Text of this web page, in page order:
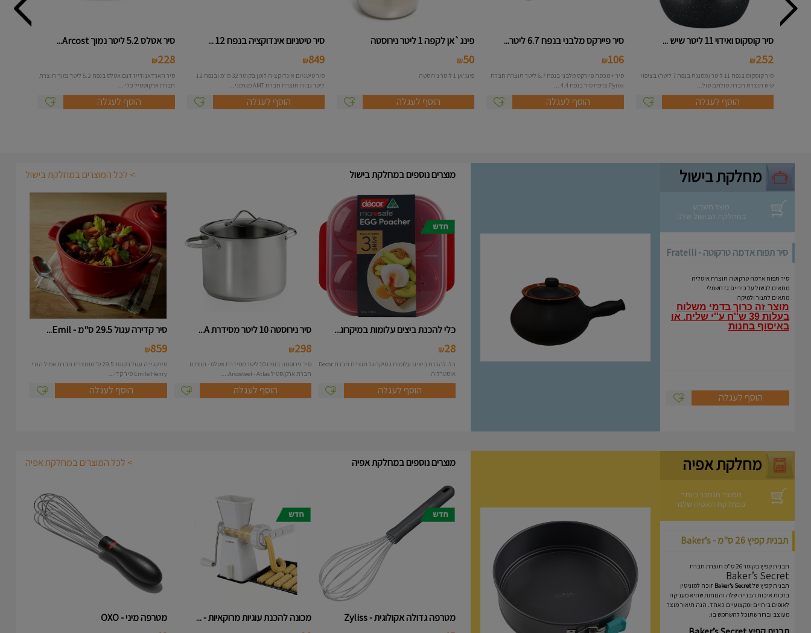
סיר קוסקוס ואידוי 11 ליטר שיש ...
252
₪
סיר קוסקוס בנפח 11 ליטר (מסננת בנפח 7 ליטר) בציפוי
שיש תוצרת חברת סולתם סול...
הוסף לעגלה
סיר פיירקס מלבני בנפח 6.7 ליטר...
106
₪
סיר + מכסה פיירקס מלבני בנפח 6.7 ליטר תוצרת חברת
Pyrex צרפת סיר בנפח 4.4 ...
הוסף לעגלה
פינג`אן לקפה 1 ליטר נירוסטה
50
₪
פינג'אן 1 ליטר נירוסטה
הוסף לעגלה
סיר טיטניום אינדוקציה בנפח 12 ...
849
₪
סיר טיטניום אינדוקציה לוטן בקוטר 32 ס"מ ובנפח 12
ליטר גבוה תוצרת חברת AMT מגרמני...
הוסף לעגלה
סיר אטלס 5.2 ליטר נמוך Arcost...
228
₪
סיר הארדאנודייז דגם אטלס בנפח 5.2 ליטר נמוך תוצרת
חברת ארקוסטיל כלי ...
הוסף לעגלה
מחלקת בישול
מוצר השבוע
במחלקת הבישול שלנו
סיר תפוח אדמה טרקוטה - Fratelli
סיר תפוח אדמה טרקוטה תוצרת איטליה
מתאים לבשול על כיריים גז חשמלי
מתאים לתנור ולמיקרו
מוצר זה כרוך בדמי משלוח
בעלות 39 ש''ח ע''י שליח.
או
באיסוף בחנות
הוסף לעגלה
מוצרים נוספים במחלקת בישול > לכל המוצרים במחלקת בישול
כלי להכנת ביצים עלומות במיקרוג...
28
₪
כלי להכנת ביצים עלומות במיקרוגל תוצרת חברת Decor
אוסטרליה
הוסף לעגלה
סיר נירוסטה 10 ליטר מסידרת A...
298
₪
סיר נירוסטה בנפח 10 ליטר מסידרת אטלס - תוצרת
חברת ארקוסטיל Arcosteel - Atlas....
הוסף לעגלה
סיר קדירה עגול 29.5 ס"מ - Emil...
859
₪
סירקגירה עגול בקוטר 29.5 ס"מתוצרת חברת אמיל הנרי
Emile Henry סיר קדי...
הוסף לעגלה
מחלקת אפיה
המוצר הנמכר ביותר
במחלקת האפיה שלנו
תבנית קפיץ 26 ס"מ - Baker’s
תבנית קפיץ בקוטר 26 ס"מ תוצרת חברת
Baker’s Secret
תבנית קפיץ שלBaker’s Secret זוכה למוניטין
בזכות איכות הבנייה שלה והנוחות שהיא מעניקה
לאופים ביתיים ומקצועיים כאחד. הנה תיאור מוצר
מעוצב וברור שתוכל להשתמש בו:
מוצרים נוספים במחלקת אפיה > לכל המוצרים במחלקת אפיה
מטרפה גדולה אקולוגית - Zyliss מכונה להכנת עוגיות מרוקאיות - ... מטרפה מיני - OXO